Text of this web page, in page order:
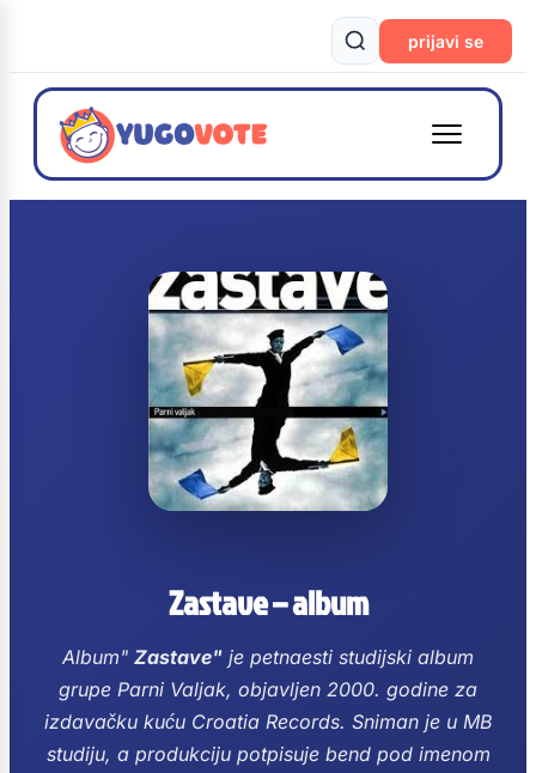
prijavi se
Zastave – album
Album" Zastave" je petnaesti studijski album
grupe Parni Valjak, objavljen 2000. godine za
izdavačku kuću Croatia Records. Sniman je u MB
studiju, a produkciju potpisuje bend pod imenom